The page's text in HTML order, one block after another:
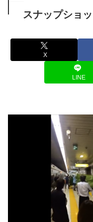
スナップショ
X
LINE